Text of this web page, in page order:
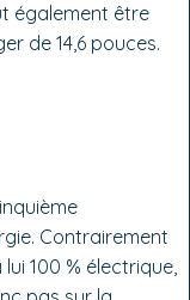
également être
de 14,6 pouces.
Contrairement
100 % électrique,